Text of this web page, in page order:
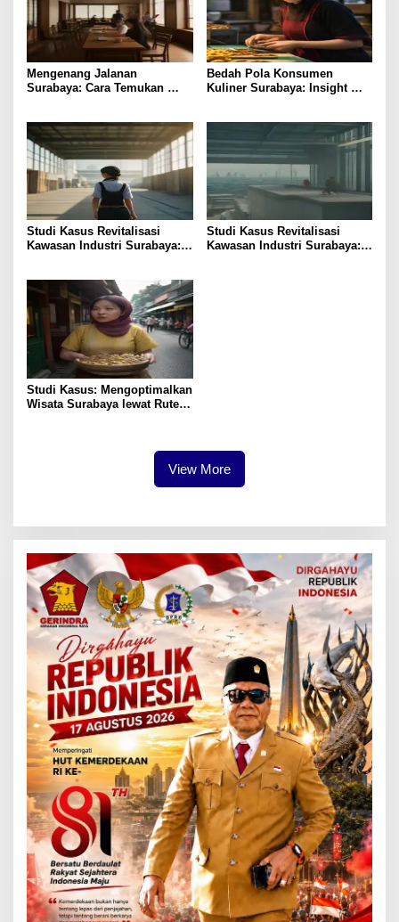
Mengenang Jalanan
Surabaya: Cara Temukan
Bedah Pola Konsumen
Kuliner Surabaya: Insight
Studi Kasus Revitalisasi
Kawasan Industri Surabaya:
Studi Kasus Revitalisasi
Kawasan Industri Surabaya:
Studi Kasus: Mengoptimalkan
Wisata Surabaya lewat Rute
View More